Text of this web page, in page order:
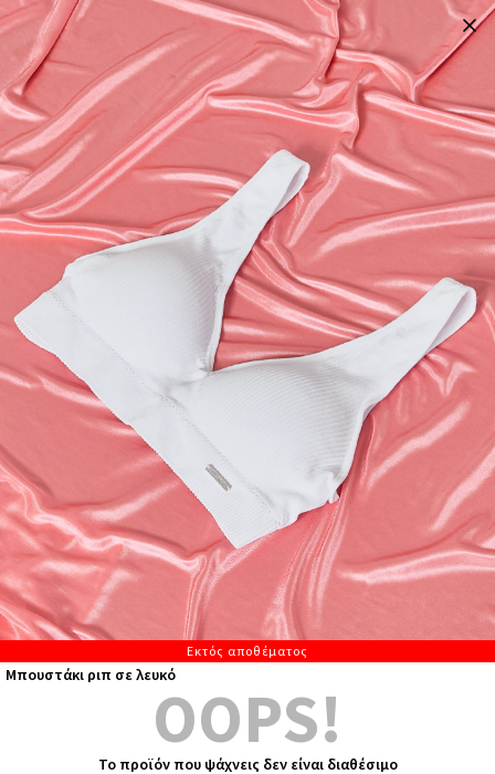
Εκτός αποθέματος
Μπουστάκι ριπ σε λευκό
OOPS!
Το προϊόν που ψάχνεις δεν είναι διαθέσιμο